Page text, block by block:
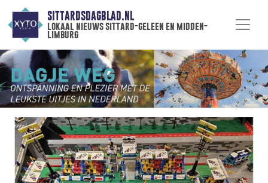
SITTARDSDAGBLAD.NL
lokaal nieuws sittard-geleen en midden-
limburg